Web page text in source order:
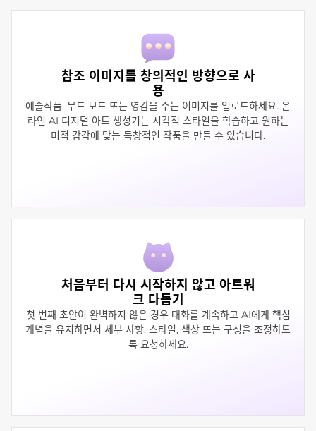
참조 이미지를 창의적인 방향으로 사
용
예술작품, 무드 보드 또는 영감을 주는 이미지를 업로드하세요. 온
라인 AI 디지털 아트 생성기는 시각적 스타일을 학습하고 원하는
미적 감각에 맞는 독창적인 작품을 만들 수 있습니다.
처음부터 다시 시작하지 않고 아트워
크 다듬기
첫 번째 초안이 완벽하지 않은 경우 대화를 계속하고 AI에게 핵심
개념을 유지하면서 세부 사항, 스타일, 색상 또는 구성을 조정하도
록 요청하세요.